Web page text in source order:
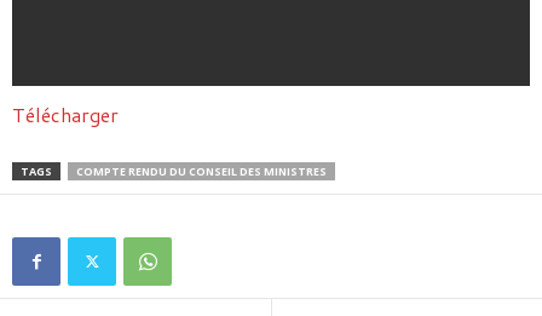
Télécharger
TAGS COMPTE RENDU DU CONSEIL DES MINISTRES